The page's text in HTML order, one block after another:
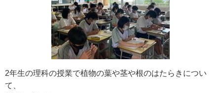
2年生の理科の授業で植物の葉や茎や根のはたらきについ
て、